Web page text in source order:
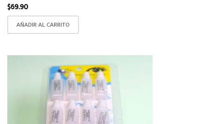
$69.90
AÑADIR AL CARRITO